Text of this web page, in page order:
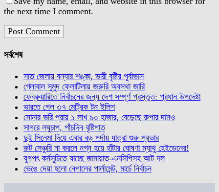
the next time I comment.
সর্বশেষ
সাত জেলায় বন্যার শঙ্কা, ভারী বৃষ্টির পূর্বাভাস
গ্লোবাল সুমুদ ফ্লোটিলায় জরুরি অবস্থা জারি
ফেব্রুয়ারিতে নির্বাচনের জন্য দেশ সম্পূর্ণ প্রস্তুত: প্রধান উপদেষ্টা
ভারতে গেল ৩৭ মেট্রিক টন ইলিশ
সোনার ভরি প্রায় ১ লাখ ৯০ হাজার, বেড়েছে রুপার দামও
সাগরে লঘুচাপ, পাঁচদিন বৃষ্টিপাত
দুই সিনেমা দিয়ে এবার বড় পর্দায় যাত্রা শুরু প্রভার
রুট সেঞ্চুরি না করলে নগ্ন হয়ে হাঁটার ঘোষণা ম্যাথু হেইডেনের!
যুগপৎ কর্মসূচিতে যাচ্ছে জামায়াত-এনসিপিসহ আট দল
ভেঙে দেয়া হলো নেপালের পার্লামেন্ট, মার্চে নির্বাচন